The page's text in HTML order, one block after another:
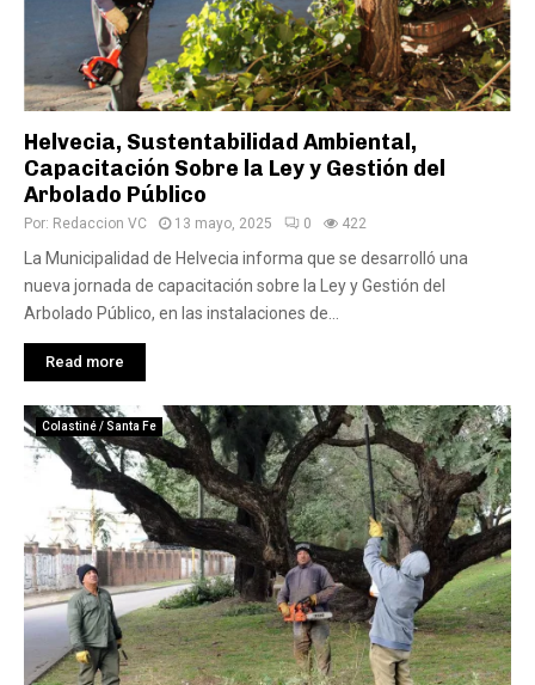
Helvecia, Sustentabilidad Ambiental,
Capacitación Sobre la Ley y Gestión del
Arbolado Público
Por: Redaccion VC 13 mayo, 2025 0 422
La Municipalidad de Helvecia informa que se desarrolló una
nueva jornada de capacitación sobre la Ley y Gestión del
Arbolado Público, en las instalaciones de...
Read more
Colastiné / Santa Fe